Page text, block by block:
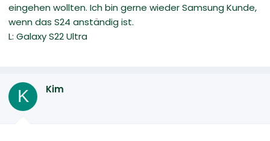
eingehen wollten. Ich bin gerne wieder Samsung Kunde,
wenn das S24 anständig ist.
L: Galaxy S22 Ultra
K Kim